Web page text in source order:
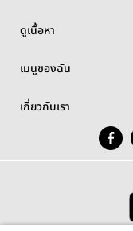
ดูเนื้อหา
เมนูของฉัน
เกี่ยวกับเรา